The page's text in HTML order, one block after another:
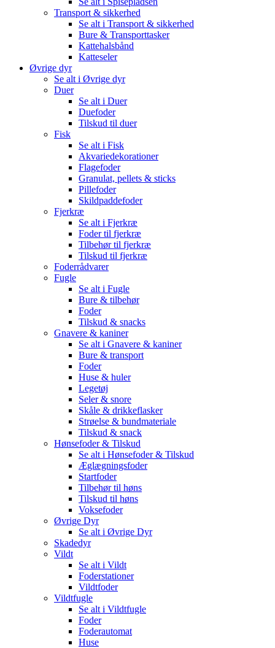
Transport & sikkerhed
Se alt i Transport & sikkerhed
Bure & Transporttasker
Kattehalsbånd
Katteseler
Øvrige dyr
Se alt i Øvrige dyr
Duer
Se alt i Duer
Duefoder
Tilskud til duer
Fisk
Se alt i Fisk
Akvariedekorationer
Flagefoder
Granulat, pellets & sticks
Pillefoder
Skildpaddefoder
Fjerkræ
Se alt i Fjerkræ
Foder til fjerkræ
Tilbehør til fjerkræ
Tilskud til fjerkræ
Foderrådvarer
Fugle
Se alt i Fugle
Bure & tilbehør
Foder
Tilskud & snacks
Gnavere & kaniner
Se alt i Gnavere & kaniner
Bure & transport
Foder
Huse & huler
Legetøj
Seler & snore
Skåle & drikkeflasker
Strøelse & bundmateriale
Tilskud & snack
Hønsefoder & Tilskud
Se alt i Hønsefoder & Tilskud
Æglægningsfoder
Startfoder
Tilbehør til høns
Tilskud til høns
Voksefoder
Øvrige Dyr
Se alt i Øvrige Dyr
Skadedyr
Vildt
Se alt i Vildt
Foderstationer
Vildtfoder
Vildtfugle
Se alt i Vildtfugle
Foder
Foderautomat
Huse